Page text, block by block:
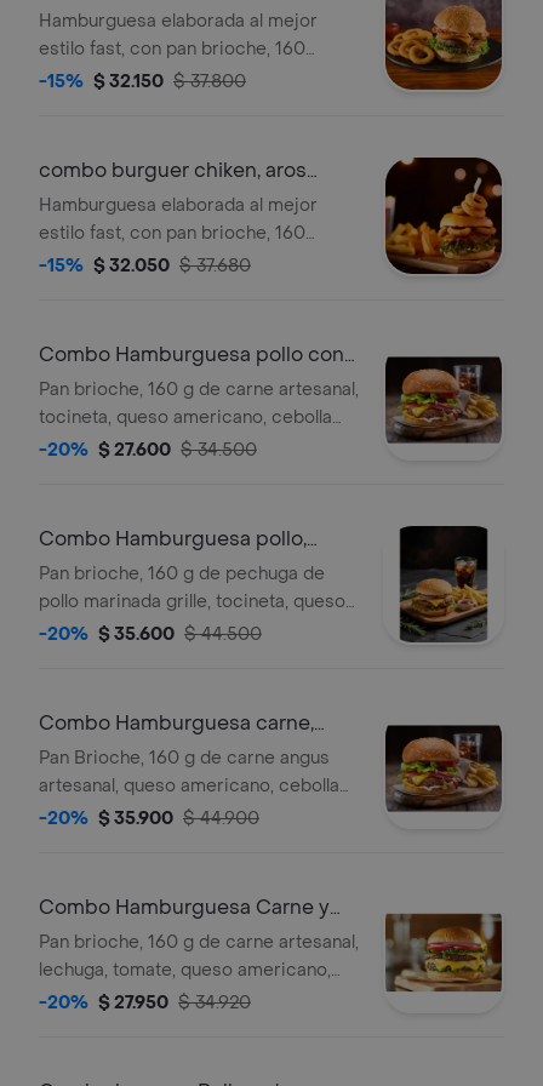
de plátano verde y bebida personal.
cebolla, bebida
Hamburguesa elaborada al mejor
estilo fast, con pan brioche, 160
gramos de carne angus artesanal,
tostada picada, maiz dulce, pepinillos,
acompañado de entrada de aros de
cebolla tempurizados y bebida
personal.
-15% $ 32.150 $ 37.800
combo burguer chiken, aros
cebolla y beb
Hamburguesa elaborada al mejor
estilo fast, con pan brioche, 160
gramos de pechuga de pollo grillé,
tostada picada, maiz dulce, pepinillos,
acompañado de entrada de aros de
cebolla tempurizados y bebida
personal.
-15% $ 32.050 $ 37.680
Combo Hamburguesa pollo con
bebida
Pan brioche, 160 g de carne artesanal,
tocineta, queso americano, cebolla
grille caramelizada, tomate, lechuga y
250 ml.
-20% $ 27.600 $ 34.500
Combo Hamburguesa pollo,
papas y gaseosa
Pan brioche, 160 g de pechuga de
pollo marinada grille, tocineta, queso
americano, cebolla grille
de porción de papas a la francesa y
gaseosa personal de 250 ml.
-20% $ 35.600 $ 44.500
Combo Hamburguesa carne,
papas y gaseosa
Pan Brioche, 160 g de carne angus
artesanal, queso americano, cebolla
grille caramelizada, lechuga y tomate,
gaseosa personal de 250 ml.
-20% $ 35.900 $ 44.900
Combo Hamburguesa Carne y
gaseosa
Pan brioche, 160 g de carne artesanal,
lechuga, tomate, queso americano,
tocineta crunch, salsa ketchup y salsa
-20% $ 27.950 $ 34.920